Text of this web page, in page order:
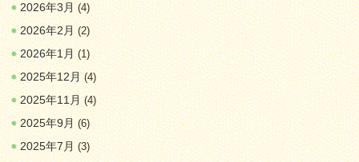
2026年3月(4)
2026年2月(2)
2026年1月(1)
2025年12月(4)
2025年11月(4)
2025年9月(6)
2025年7月(3)